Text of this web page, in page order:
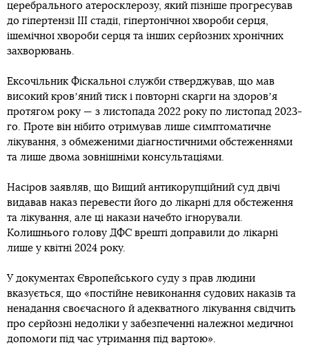
церебрального атеросклерозу, який пізніше прогресував
до гіпертензії III стадії, гіпертонічної хвороби серця,
ішемічної хвороби серця та інших серйозних хронічних
захворювань.
Ексочільник Фіскальної служби стверджував, що мав
високий кровʼяний тиск і повторні скарги на здоровʼя
протягом року — з листопада 2022 року по листопад 2023-
го. Проте він нібито отримував лише симптоматичне
лікування, з обмеженими діагностичними обстеженнями
та лише двома зовнішніми консультаціями.
Насіров заявляв, що Вищий антикорупційний суд двічі
видавав наказ перевести його до лікарні для обстеження
та лікування, але ці накази начебто ігнорували.
Колишнього голову ДФС врешті доправили до лікарні
лише у квітні 2024 року.
У документах Європейського суду з прав людини
вказується, що «постійне невиконання судових наказів та
ненадання своєчасного й адекватного лікування свідчить
про серйозні недоліки у забезпеченні належної медичної
допомоги під час утримання під вартою».